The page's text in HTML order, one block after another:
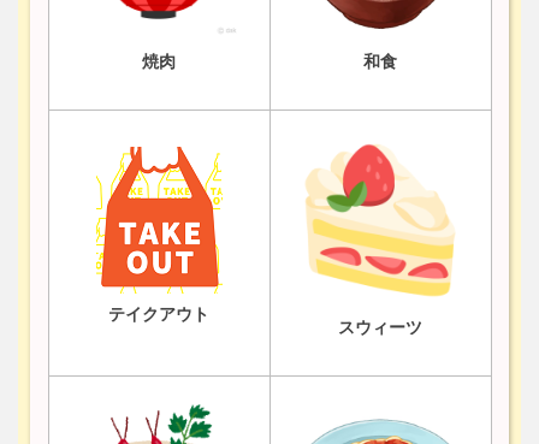
焼肉 和食
テイクアウト
スウィーツ